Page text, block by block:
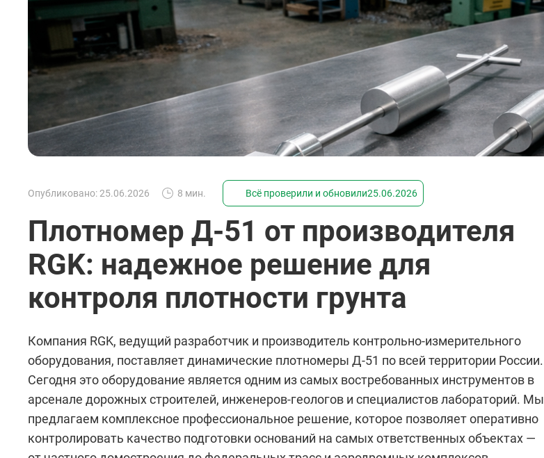
Опубликовано: 25.06.2026 8 мин. Всё проверили и обновили25.06.2026
Плотномер Д-51 от производителя
RGK: надежное решение для
контроля плотности грунта
Компания RGK, ведущий разработчик и производитель контрольно-измерительного
оборудования, поставляет динамические плотномеры Д-51 по всей территории России.
Сегодня это оборудование является одним из самых востребованных инструментов в
арсенале дорожных строителей, инженеров-геологов и специалистов лабораторий. Мы
предлагаем комплексное профессиональное решение, которое позволяет оперативно
контролировать качество подготовки оснований на самых ответственных объектах —